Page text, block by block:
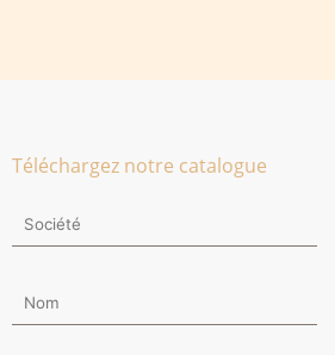
Téléchargez notre catalogue